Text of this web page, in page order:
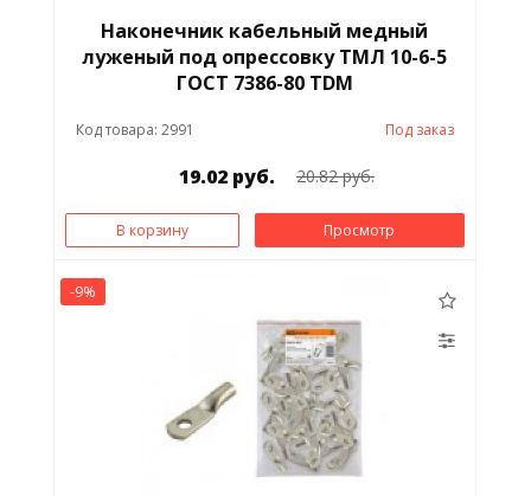
Наконечник кабельный медный
луженый под опрессовку ТМЛ 10-6-5
ГОСТ 7386-80 TDM
Код товара: 2991 Под заказ
19.02 руб. 20.82 руб.
В корзину Просмотр
-9%